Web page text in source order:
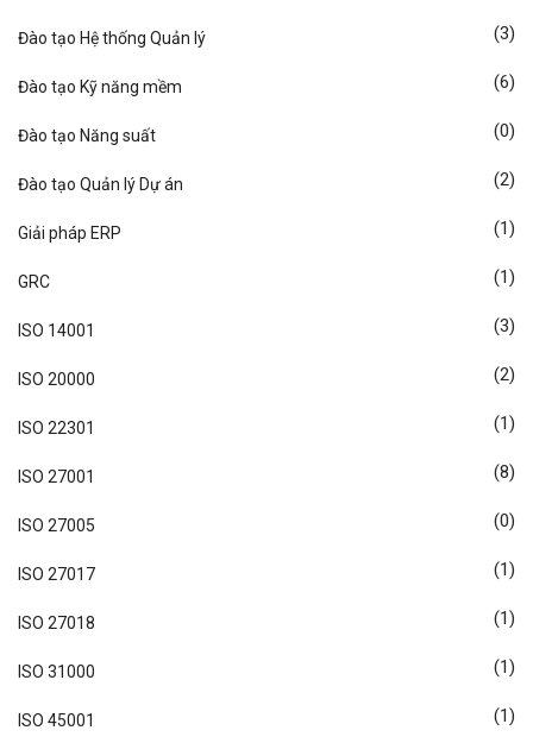
Đào tạo Hệ thống Quản lý (3)
Đào tạo Kỹ năng mềm (6)
Đào tạo Năng suất (0)
Đào tạo Quản lý Dự án (2)
Giải pháp ERP (1)
GRC (1)
ISO 14001 (3)
ISO 20000 (2)
ISO 22301 (1)
ISO 27001 (8)
ISO 27005 (0)
ISO 27017 (1)
ISO 27018 (1)
ISO 31000 (1)
ISO 45001 (1)